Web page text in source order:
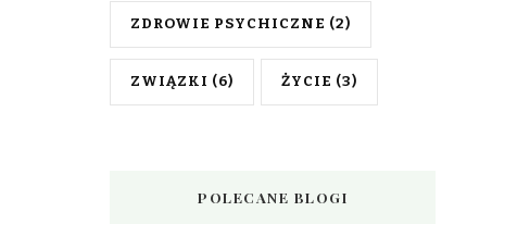
ZDROWIE PSYCHICZNE (2)
ZWIĄZKI (6) ŻYCIE (3)
POLECANE BLOGI